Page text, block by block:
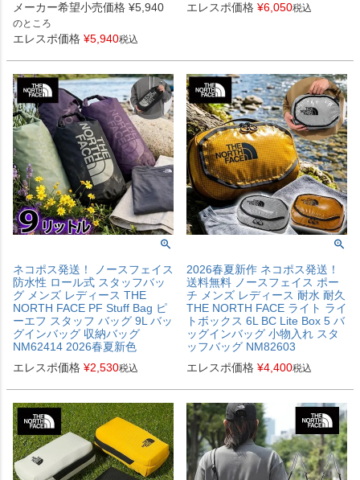
メーカー希望小売価格 ¥5,940
のところ
エレスポ価格 ¥5,940税込
エレスポ価格 ¥6,050税込
ネコポス発送！ ノースフェイス
防水性 ロール式 スタッフバッ
グ メンズ レディース THE
NORTH FACE PF Stuff Bag ピ
ーエフ スタッフ バッグ 9L バッ
グインバッグ 収納バッグ
NM62414 2026春夏新色
エレスポ価格 ¥2,530税込
2026春夏新作 ネコポス発送！
送料無料 ノースフェイス ポー
チ メンズ レディース 耐水 耐久
THE NORTH FACE ライト ライ
トボックス 6L BC Lite Box 5 バ
ッグインバッグ 小物入れ スタ
ッフバッグ NM82603
エレスポ価格 ¥4,400税込